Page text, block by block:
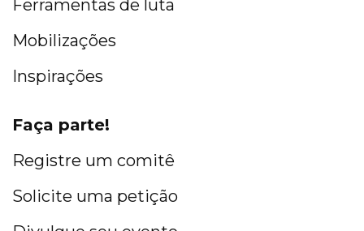
Ferramentas de luta
Mobilizações
Inspirações
Faça parte!
Registre um comitê
Solicite uma petição